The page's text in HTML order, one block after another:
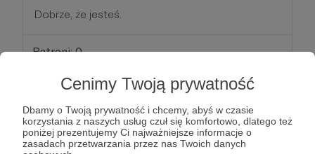
Cenimy Twoją prywatność
Dbamy o Twoją prywatność i chcemy, abyś w czasie
korzystania z naszych usług czuł się komfortowo, dlatego też
poniżej prezentujemy Ci najważniejsze informacje o
zasadach przetwarzania przez nas Twoich danych
Dobrze, że jesteś.
Patroni: 0
30 zł miesięcznie